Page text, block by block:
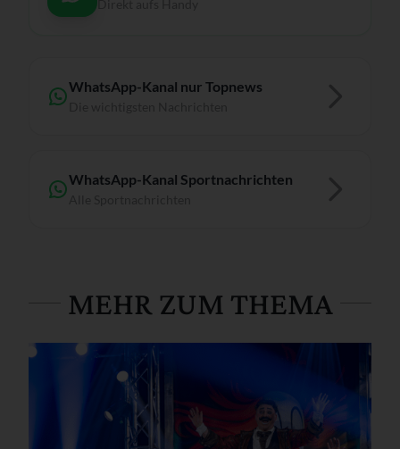
WhatsApp-Kanal nur Topnews
WhatsApp-Kanal Sportnachrichten
MEHR ZUM THEMA